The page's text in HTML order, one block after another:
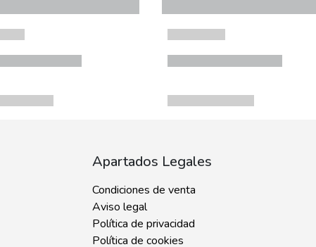
Apartados Legales
Condiciones de venta
Aviso legal
Política de privacidad
Política de cookies